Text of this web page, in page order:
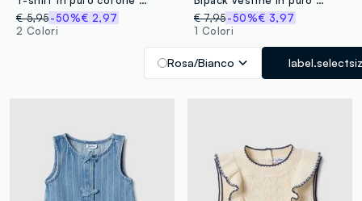
€ 5,95-50%€ 2,97
2 Colori
€ 7,95-50%€ 3,97
1 Colori
Rosa/Bianco